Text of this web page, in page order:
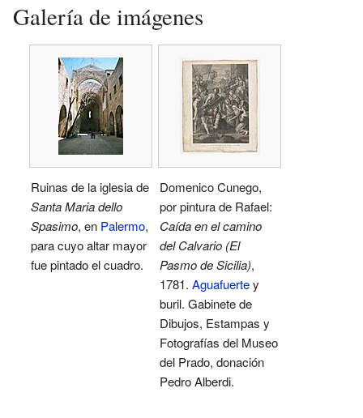
Galería de imágenes
Ruinas de la iglesia de
Santa Maria dello
Spasimo, en Palermo,
para cuyo altar mayor
fue pintado el cuadro.
Domenico Cunego,
por pintura de Rafael:
Caída en el camino
del Calvario (El
Pasmo de Sicilia),
1781. Aguafuertey
buril. Gabinete de
Dibujos, Estampas y
Fotografías del Museo
del Prado, donación
Pedro Alberdi.